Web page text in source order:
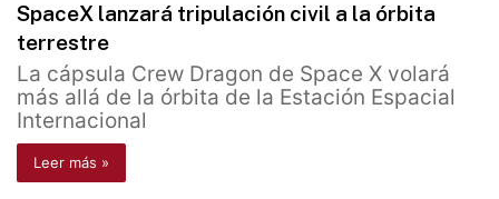
SpaceX lanzará tripulación civil a la órbita
terrestre
La cápsula Crew Dragon de Space X volará
más allá de la órbita de la Estación Espacial
Internacional
Leer más »